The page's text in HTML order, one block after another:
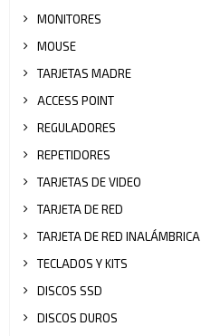
MONITORES
MOUSE
TARJETAS MADRE
ACCESS POINT
REGULADORES
REPETIDORES
TARJETAS DE VIDEO
TARJETA DE RED
TARJETA DE RED INALÁMBRICA
TECLADOS Y KITS
DISCOS SSD
DISCOS DUROS